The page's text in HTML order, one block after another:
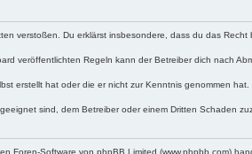
verstoßen. Du erklärst insbesondere, dass du das
veröffentlichten Regeln kann der Betreiber dich nach
erstellt hat oder die er nicht zur Kenntnis genommen
sind, dem Betreiber oder einem Dritten Schaden
Foren-Software von phpBB Limited (www.phpbb.com)